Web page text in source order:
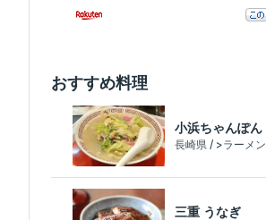
おすすめ料理
小浜ちゃんぽん
長崎県 / >ラーメン
三重 うなぎ